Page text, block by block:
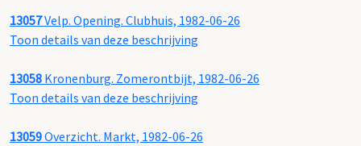
13057Velp. Opening. Clubhuis, 1982-06-26
Toon details van deze beschrijving
13058 Kronenburg. Zomerontbijt, 1982-06-26
Toon details van deze beschrijving
13059Overzicht. Markt, 1982-06-26